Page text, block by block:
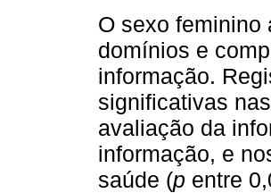
O sexo feminino
domínios e
informação.
significativas
avaliação da
informação, e
saúde (p entre